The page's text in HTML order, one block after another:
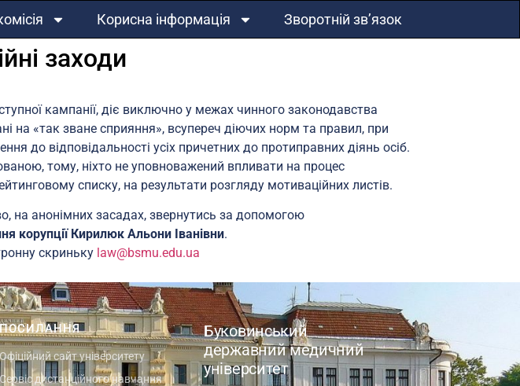
Корисна інформація Зворотній зв’язок
заходи
кампанії, діє виключно у межах чинного законодавства
на «так зване сприяння», всупереч діючих норм та правил, при
до відповідальності усіх причетних до протиправних діянь осіб.
тому, ніхто не уповноважений впливати на процес
списку, на результати розгляду мотиваційних листів.
на анонімних засадах, звернутись за допомогою
корупції Кирилюк Альони Іванівни.
скриньку law@bsmu.edu.ua
ПОСИЛАННЯ
Офіційний сайт університету
Сервіс дистанційного навчання
Буковинський
державний медичний
університет